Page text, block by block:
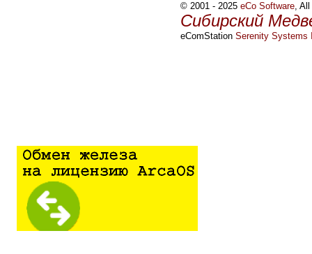
© 2001 - 2025 eCo Software, All
Сибирский
eComStation Serenity Systems